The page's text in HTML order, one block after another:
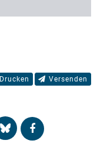
Drucken Versenden